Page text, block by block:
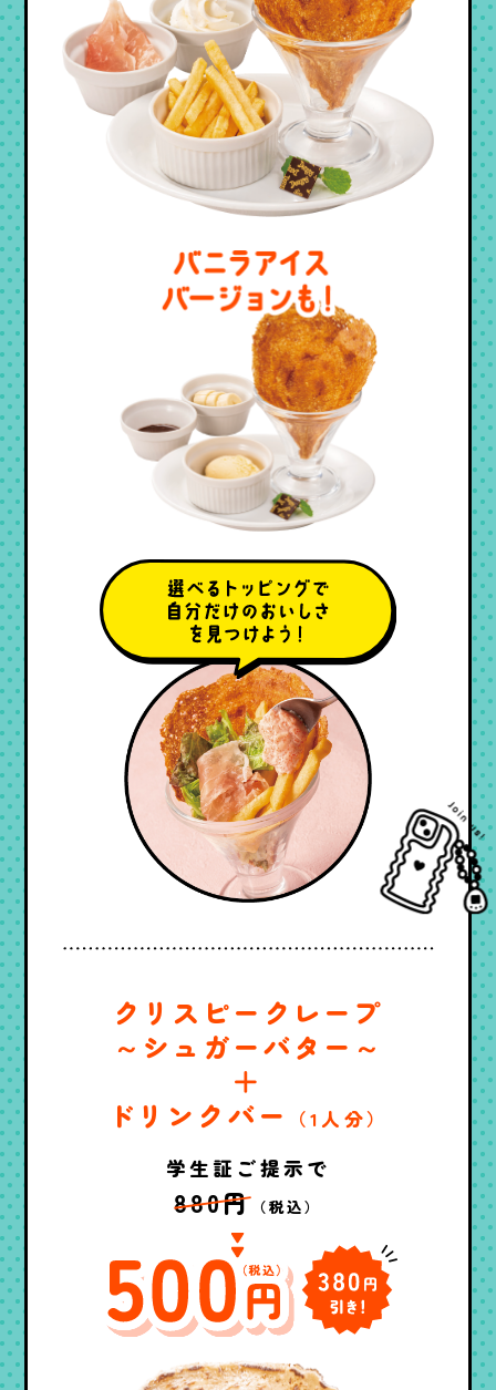
クリスピークレープ
～シュガーバター～
＋
ドリンクバー
（1人分）
学生証ご提示で
880円 （税込）